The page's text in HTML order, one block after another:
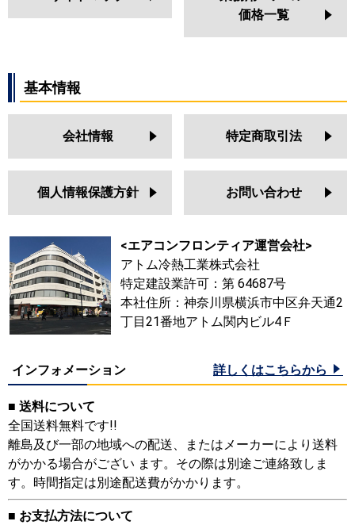
価格一覧
基本情報
会社情報 特定商取引法
個人情報保護方針 お問い合わせ
<エアコンフロンティア運営会社>
アトム冷熱工業株式会社
特定建設業許可：第 64687号
本社住所：神奈川県横浜市中区弁天通2
丁目21番地アトム関内ビル4Ｆ
インフォメーション 詳しくはこちらから
■ 送料について
全国送料無料です!!
離島及び一部の地域への配送、またはメーカーにより送料
がかかる場合がござい ます。その際は別途ご連絡致しま
す。時間指定は別途配送費がかかります。
■ お支払方法について